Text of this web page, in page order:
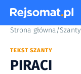
Strona główna/Szanty
TEKST SZANTY
PIRACI